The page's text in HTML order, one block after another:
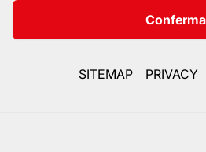
Conferma
SITEMAP PRIVACY